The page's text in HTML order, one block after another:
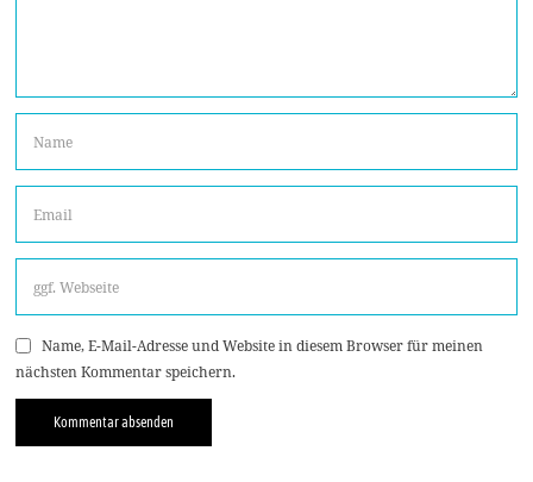
Name, E-Mail-Adresse und Website in diesem Browser für meinen
nächsten Kommentar speichern.